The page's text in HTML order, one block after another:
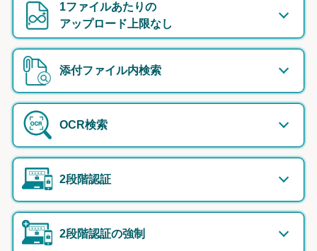
1ファイルあたりの
アップロード上限なし
添付ファイル内検索
OCR検索
2段階認証
2段階認証の強制